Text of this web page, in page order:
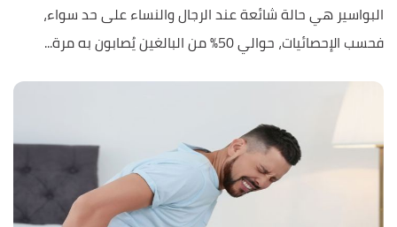
البواسير هي حالة شائعة عند الرجال والنساء على حد سواء،
فحسب الإحصائيات، حوالي 50% من البالغين يُصابون به مرة...